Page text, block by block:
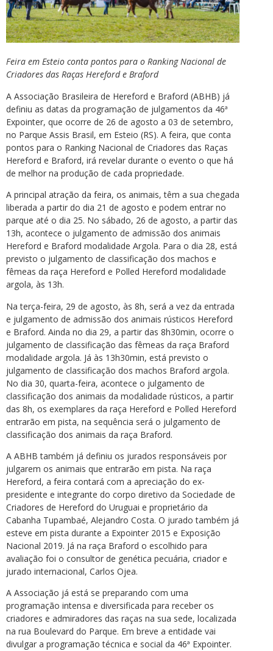
Feira em Esteio conta pontos para o Ranking Nacional de
Criadores das Raças Hereford e Braford
A Associação Brasileira de Hereford e Braford (ABHB) já
definiu as datas da programação de julgamentos da 46ª
Expointer, que ocorre de 26 de agosto a 03 de setembro,
no Parque Assis Brasil, em Esteio (RS). A feira, que conta
pontos para o Ranking Nacional de Criadores das Raças
Hereford e Braford, irá revelar durante o evento o que há
de melhor na produção de cada propriedade.
A principal atração da feira, os animais, têm a sua chegada
liberada a partir do dia 21 de agosto e podem entrar no
parque até o dia 25. No sábado, 26 de agosto, a partir das
13h, acontece o julgamento de admissão dos animais
Hereford e Braford modalidade Argola. Para o dia 28, está
previsto o julgamento de classificação dos machos e
fêmeas da raça Hereford e Polled Hereford modalidade
argola, às 13h.
Na terça-feira, 29 de agosto, às 8h, será a vez da entrada
e julgamento de admissão dos animais rústicos Hereford
e Braford. Ainda no dia 29, a partir das 8h30min, ocorre o
julgamento de classificação das fêmeas da raça Braford
modalidade argola. Já às 13h30min, está previsto o
julgamento de classificação dos machos Braford argola.
No dia 30, quarta-feira, acontece o julgamento de
classificação dos animais da modalidade rústicos, a partir
das 8h, os exemplares da raça Hereford e Polled Hereford
entrarão em pista, na sequência será o julgamento de
classificação dos animais da raça Braford.
A ABHB também já definiu os jurados responsáveis por
julgarem os animais que entrarão em pista. Na raça
Hereford, a feira contará com a apreciação do ex-
presidente e integrante do corpo diretivo da Sociedade de
Criadores de Hereford do Uruguai e proprietário da
Cabanha Tupambaé, Alejandro Costa. O jurado também já
esteve em pista durante a Expointer 2015 e Exposição
Nacional 2019. Já na raça Braford o escolhido para
avaliação foi o consultor de genética pecuária, criador e
jurado internacional, Carlos Ojea.
A Associação já está se preparando com uma
programação intensa e diversificada para receber os
criadores e admiradores das raças na sua sede, localizada
na rua Boulevard do Parque. Em breve a entidade vai
divulgar a programação técnica e social da 46ª Expointer.